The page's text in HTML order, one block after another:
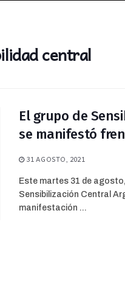
central
El grupo de
se manifestó
31 AGOSTO, 2021
Este martes 31 de
Sensibilización Central
manifestación ...